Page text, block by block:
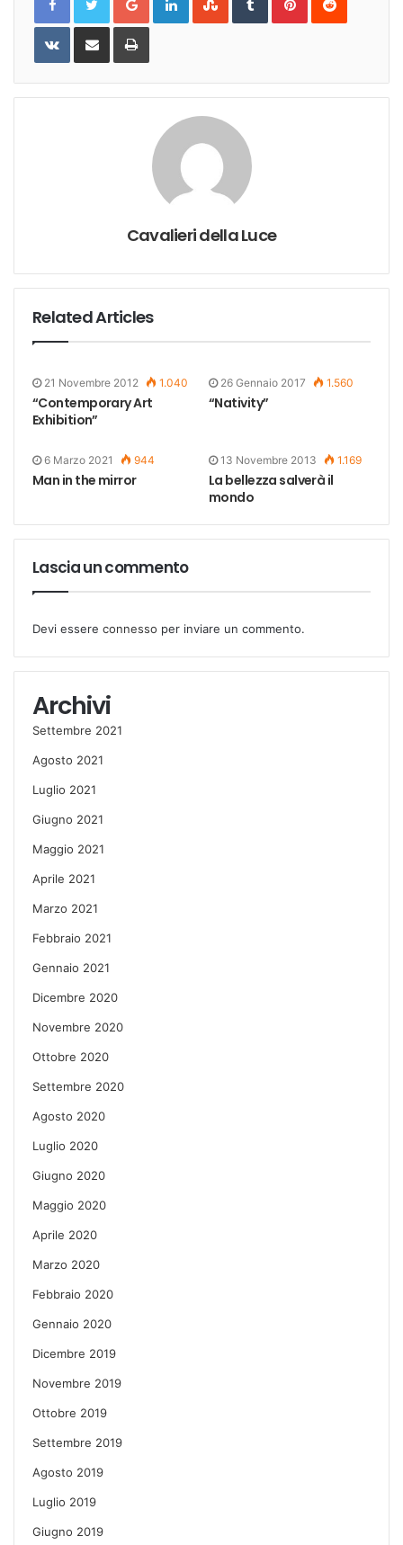
VKontakteShare
Email
Print
Cavalieri della Luce
Related Articles
21 Novembre 2012 1.040
“Contemporary Art
Exhibition”
26 Gennaio 2017 1.560
“Nativity”
6 Marzo 2021 944
Man in the mirror
13 Novembre 2013 1.169
La bellezza salverà il
mondo
Lascia un commento
Devi essere connesso per inviare un commento.
Archivi
Settembre 2021
Agosto 2021
Luglio 2021
Giugno 2021
Maggio 2021
Aprile 2021
Marzo 2021
Febbraio 2021
Gennaio 2021
Dicembre 2020
Novembre 2020
Ottobre 2020
Settembre 2020
Agosto 2020
Luglio 2020
Giugno 2020
Maggio 2020
Aprile 2020
Marzo 2020
Febbraio 2020
Gennaio 2020
Dicembre 2019
Novembre 2019
Ottobre 2019
Settembre 2019
Agosto 2019
Luglio 2019
Giugno 2019